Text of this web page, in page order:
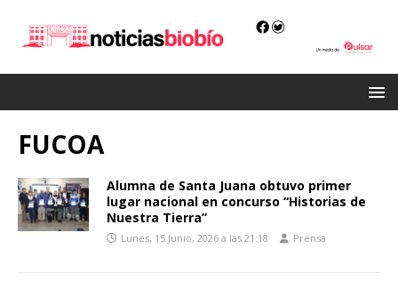
FUCOA
Alumna de Santa Juana obtuvo primer
lugar nacional en concurso “Historias de
Nuestra Tierra”
Lunes, 15 Junio, 2026 a las 21:18 Prensa